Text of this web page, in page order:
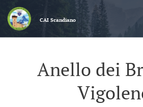
CAI Scandiano
Anello dei